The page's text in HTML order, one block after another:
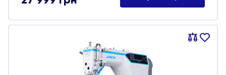
Порівняти
В